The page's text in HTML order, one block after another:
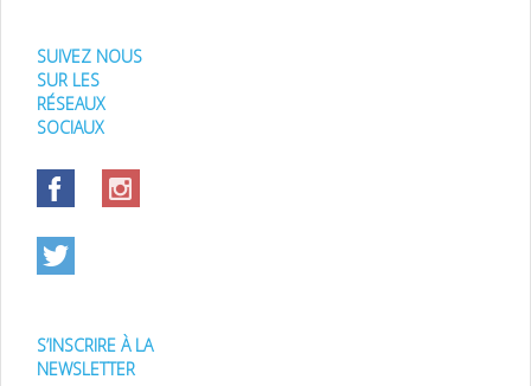
SUIVEZ NOUS
SUR LES
RÉSEAUX
SOCIAUX
S’INSCRIRE À LA
NEWSLETTER